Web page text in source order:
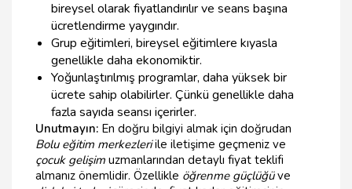
bireysel olarak fiyatlandırılır ve seans başına
ücretlendirme yaygındır.
Grup eğitimleri, bireysel eğitimlere kıyasla
genellikle daha ekonomiktir.
Yoğunlaştırılmış programlar, daha yüksek bir
ücrete sahip olabilirler. Çünkü genellikle daha
fazla sayıda seansı içerirler.
Unutmayın: En doğru bilgiyi almak için doğrudan
Bolu eğitim merkezleriile iletişime geçmeniz ve
çocuk gelişim uzmanlarından detaylı fiyat teklifi
almanız önemlidir. Özellikle öğrenme güçlüğüve